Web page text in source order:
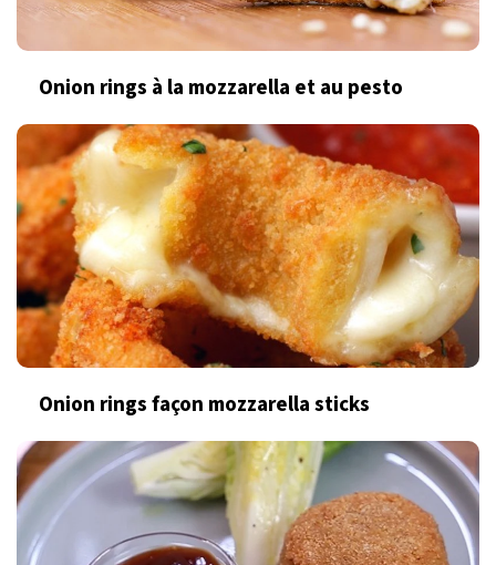
Onion rings à la mozzarella et au pesto
Onion rings façon mozzarella sticks